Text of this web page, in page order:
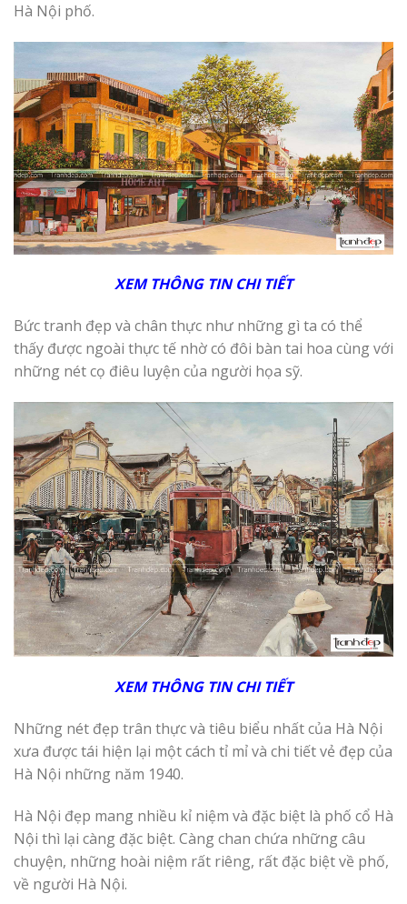
Hà Nội phố.
XEM THÔNG TIN CHI TIẾT
Bức tranh đẹp và chân thực như những gì ta có thể
thấy được ngoài thực tế nhờ có đôi bàn tai hoa cùng với
những nét cọ điêu luyện của người họa sỹ.
XEM THÔNG TIN CHI TIẾT
Những nét đẹp trân thực và tiêu biểu nhất của Hà Nội
xưa được tái hiện lại một cách tỉ mỉ và chi tiết vẻ đẹp của
Hà Nội những năm 1940.
Hà Nội đẹp mang nhiều kỉ niệm và đặc biệt là phố cổ Hà
Nội thì lại càng đặc biệt. Càng chan chứa những câu
chuyện, những hoài niệm rất riêng, rất đặc biệt về phố,
về người Hà Nội.